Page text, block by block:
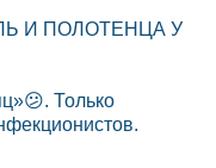
И ПОЛОТЕНЦА У
Только